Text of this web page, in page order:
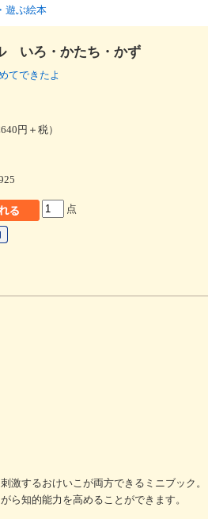
遊ぶ絵本
いろ・かたち・かず
てできたよ
円＋税）
点
激するおけいこが両方できるミニブック。
ら知的能力を高めることができます。